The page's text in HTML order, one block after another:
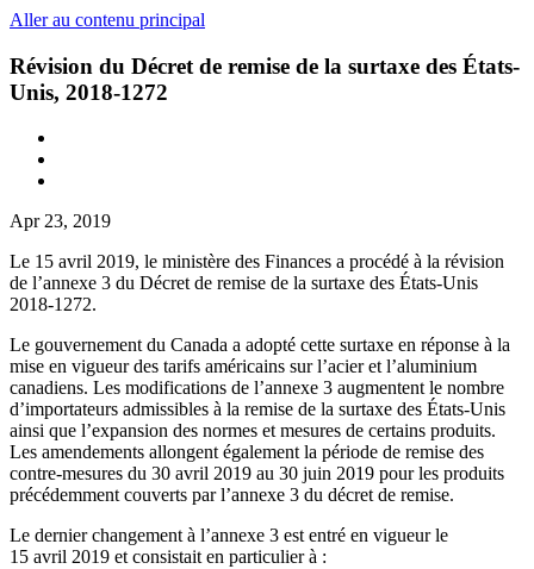
Aller au contenu principal
Révision du Décret de remise de la surtaxe des États-
Unis, 2018-1272
Apr 23, 2019
Le 15 avril 2019, le ministère des Finances a procédé à la révision
de l’annexe 3 du Décret de remise de la surtaxe des États-Unis
2018-1272.
Le gouvernement du Canada a adopté cette surtaxe en réponse à la
mise en vigueur des tarifs américains sur l’acier et l’aluminium
canadiens. Les modifications de l’annexe 3 augmentent le nombre
d’importateurs admissibles à la remise de la surtaxe des États-Unis
ainsi que l’expansion des normes et mesures de certains produits.
Les amendements allongent également la période de remise des
contre-mesures du 30 avril 2019 au 30 juin 2019 pour les produits
précédemment couverts par l’annexe 3 du décret de remise.
Le dernier changement à l’annexe 3 est entré en vigueur le
15 avril 2019 et consistait en particulier à :